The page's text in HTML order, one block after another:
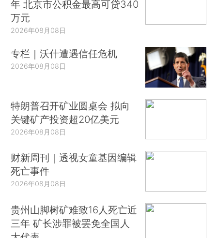
年 北京市公积金最高可贷340
万元
2026年08月08日
专栏｜沃什遭遇信任危机
2026年08月08日
特朗普召开矿业圆桌会 拟向
关键矿产投资超20亿美元
2026年08月08日
财新周刊｜透视女童基因编辑
死亡事件
2026年08月08日
贵州山脚树矿难致16人死亡近
三年 矿长涉罪被罢免全国人